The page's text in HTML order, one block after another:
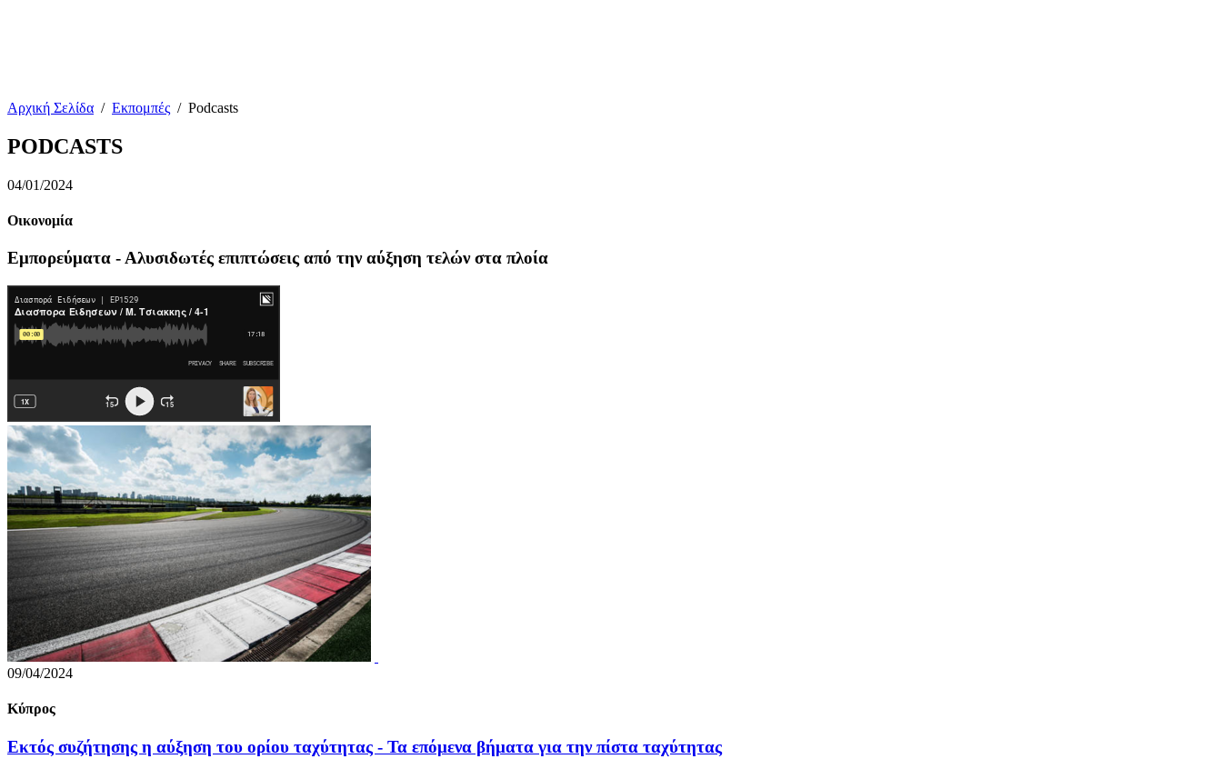
Αρχική Σελίδα / Εκπομπές / Podcasts
PODCASTS
04/01/2024
Οικονομία
Εμπορεύματα - Αλυσιδωτές επιπτώσεις από την αύξηση τελών στα πλοία
09/04/2024
Κύπρος
Εκτός συζήτησης η αύξηση του ορίου ταχύτητας - Τα επόμενα βήματα για την πίστα ταχύτητας